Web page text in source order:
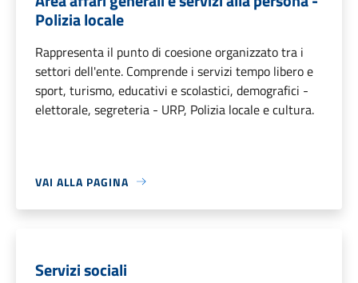
Polizia locale
Rappresenta il punto di coesione organizzato tra i
settori dell'ente. Comprende i servizi tempo libero e
sport, turismo, educativi e scolastici, demografici -
elettorale, segreteria - URP, Polizia locale e cultura.
VAI ALLA PAGINA
Servizi sociali